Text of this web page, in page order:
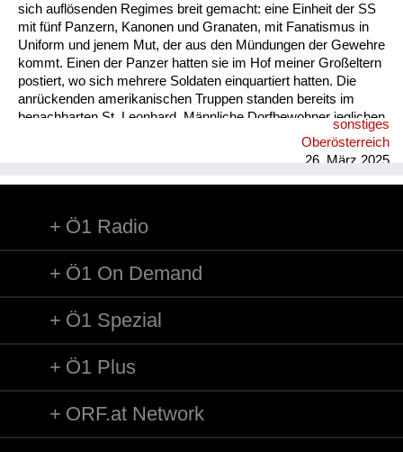
sich auflösenden Regimes breit gemacht: eine Einheit der SS
mit fünf Panzern, Kanonen und Granaten, mit Fanatismus in
Uniform und jenem Mut, der aus den Mündungen der Gewehre
kommt. Einen der Panzer hatten sie im Hof meiner Großeltern
postiert, wo sich mehrere Soldaten einquartiert hatten. Die
anrückenden amerikanischen Truppen standen bereits im
benachbarten St. Leonhard. Männliche Dorfbewohner jeglichen
Alters hatten an der Aist sogenannte Panzergräben
auszuheben. Auf der Brücke wurden als Hindernis für die
der jüngere Bruder meines Vaters, Rudolf, damals gut 15
sonstiges
Oberösterreich
26. März 2025
Ö1 Radio
Ö1 On Demand
Ö1 Spezial
Ö1 Plus
ORF.at Network